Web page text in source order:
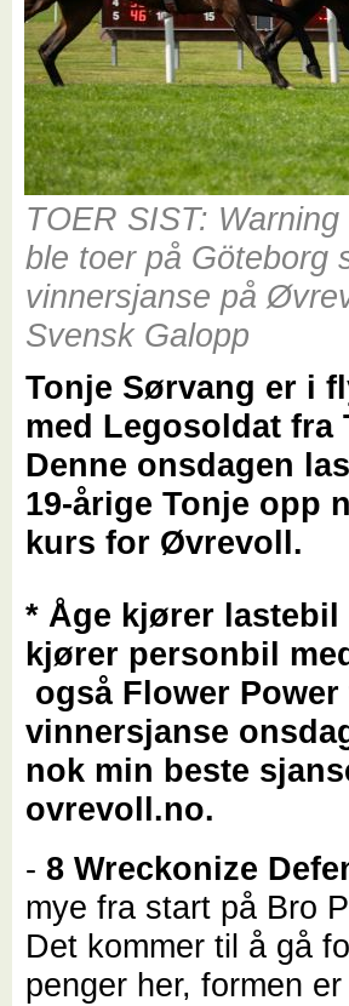
TOER SIST:
ble toer på Göteborg
vinnersjanse på
Svensk Galopp
Tonje Sørvang er i
med Legosoldat fra
Denne onsdagen
19-årige Tonje opp
kurs for Øvrevoll.
* Åge kjører lastebil
kjører personbil
også Flower
vinnersjanse
nok min beste
ovrevoll.no.
-8 Wreckonize
mye fra start på Bro
Det kommer til å gå
penger her, formen er